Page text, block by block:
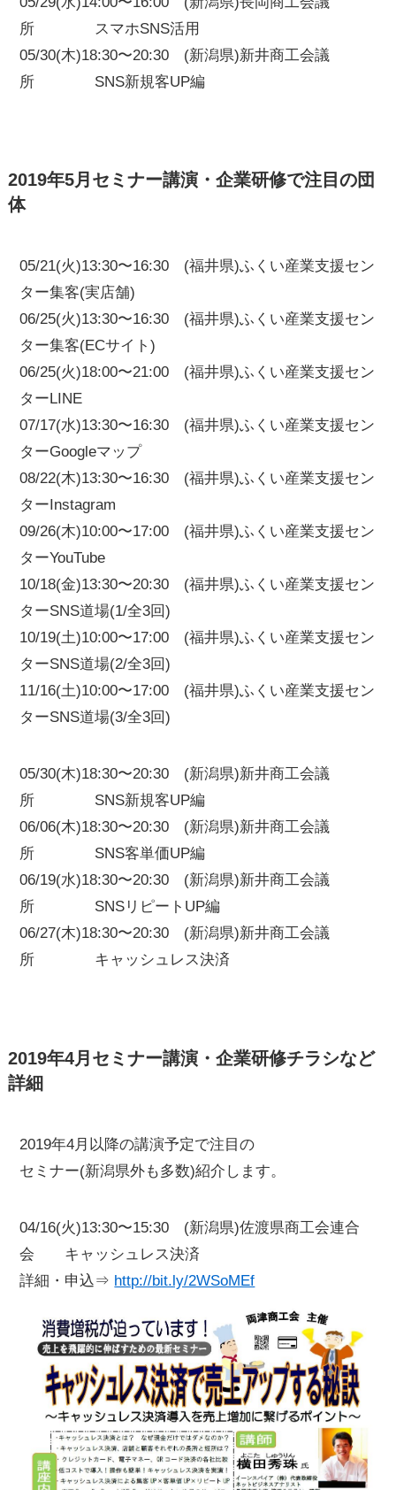
所 スマホSNS活用
05/30(木)18:30〜20:30 (新潟県)新井商工会議
所 SNS新規客UP編
2019年5月セミナー講演・企業研修で注目の団
体
05/21(火)13:30〜16:30 (福井県)ふくい産業支援セン
ター集客(実店舗)
06/25(火)13:30〜16:30 (福井県)ふくい産業支援セン
ター集客(ECサイト)
06/25(火)18:00〜21:00 (福井県)ふくい産業支援セン
ターLINE
07/17(水)13:30〜16:30 (福井県)ふくい産業支援セン
ターGoogleマップ
08/22(木)13:30〜16:30 (福井県)ふくい産業支援セン
ターInstagram
09/26(木)10:00〜17:00 (福井県)ふくい産業支援セン
ターYouTube
10/18(金)13:30〜20:30 (福井県)ふくい産業支援セン
ターSNS道場(1/全3回)
10/19(土)10:00〜17:00 (福井県)ふくい産業支援セン
ターSNS道場(2/全3回)
11/16(土)10:00〜17:00 (福井県)ふくい産業支援セン
ターSNS道場(3/全3回)
05/30(木)18:30〜20:30 (新潟県)新井商工会議
所 SNS新規客UP編
06/06(木)18:30〜20:30 (新潟県)新井商工会議
所 SNS客単価UP編
06/19(水)18:30〜20:30 (新潟県)新井商工会議
所 SNSリピートUP編
06/27(木)18:30〜20:30 (新潟県)新井商工会議
所 キャッシュレス決済
2019年4月セミナー講演・企業研修チラシなど
詳細
2019年4月以降の講演予定で注目の
セミナー(新潟県外も多数)紹介します。
04/16(火)13:30〜15:30 (新潟県)佐渡県商工会連合
会 キャッシュレス決済
詳細・申込⇒ http://bit.ly/2WSoMEf